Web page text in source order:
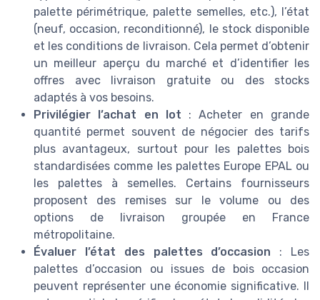
palette périmétrique, palette semelles, etc.), l’état
(neuf, occasion, reconditionné), le stock disponible
et les conditions de livraison. Cela permet d’obtenir
un meilleur aperçu du marché et d’identifier les
offres avec livraison gratuite ou des stocks
adaptés à vos besoins.
Privilégier l’achat en lot : Acheter en grande
quantité permet souvent de négocier des tarifs
plus avantageux, surtout pour les palettes bois
standardisées comme les palettes Europe EPAL ou
les palettes à semelles. Certains fournisseurs
proposent des remises sur le volume ou des
options de livraison groupée en France
métropolitaine.
Évaluer l’état des palettes d’occasion : Les
palettes d’occasion ou issues de bois occasion
peuvent représenter une économie significative. Il